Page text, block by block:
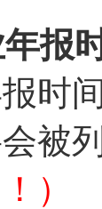
报
时
被
）